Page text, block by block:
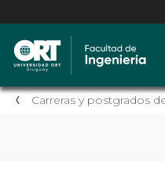
Carreras y postgrados